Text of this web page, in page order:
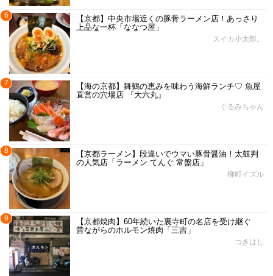
6
【京都】中央市場近くの豚骨ラーメン店！あっさり
上品な一杯「ななつ屋」
スイカ小太郎。
7
【海の京都】舞鶴の恵みを味わう海鮮ランチ♡ 魚屋
直営の穴場店 『大六丸』
ぐるみちゃん
8
【京都ラーメン】段違いでウマい豚骨醤油！太鼓判
の人気店「ラーメン てんぐ 常盤店」
柳町イズル
9
【京都焼肉】60年続いた裏寺町の名店を受け継ぐ
昔ながらのホルモン焼肉「三吉」
つきはし